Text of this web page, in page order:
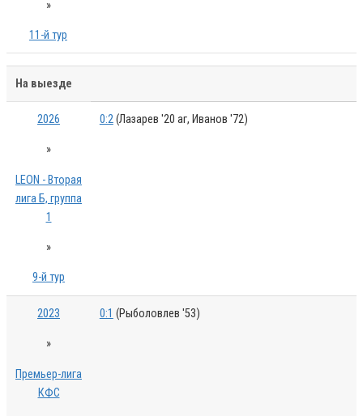
»
11-й тур
На выезде
2026
»
LEON - Вторая
лига Б, группа
1
»
9-й тур
0:2(Лазарев '20 аг, Иванов '72)
2023
»
Премьер-лига
КФС
0:1 (Рыболовлев '53)